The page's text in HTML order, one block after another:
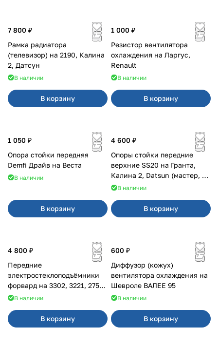
7 800 ₽
Рамка радиатора
(телевизор) на 2190, Калина
2, Датсун
В наличии
В корзину
1 000 ₽
Резистор вентилятора
охлаждения на Ларгус,
Renault
В наличии
В корзину
1 050 ₽
Опора стойки передняя
Demfi Драйв на Веста
В наличии
В корзину
4 600 ₽
Опоры стойки передние
верхние SS20 на Гранта,
Калина 2, Datsun (мастер, с
ЭлУР, с подшипником) 2шт
В наличии
В корзину
4 800 ₽
Передние
электростеклоподъёмники
форвард на 3302, 3221, 2752,
2217В наличии
В корзину
600 ₽
Диффузор (кожух)
вентилятора охлаждения на
Шевроле ВАЛЕЕ 95
В наличии
В корзину